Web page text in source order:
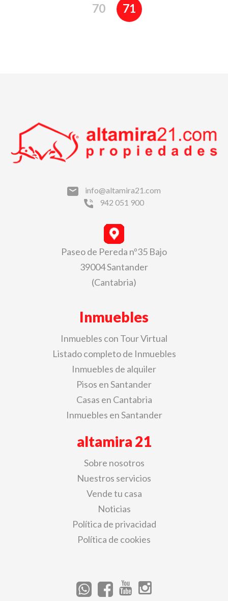
70
71
info@altamira21.com
942 051 900
Paseo de Pereda nº35 Bajo
39004 Santander
(Cantabria)
Inmuebles
Inmuebles con Tour Virtual
Listado completo de Inmuebles
Inmuebles de alquiler
Pisos en Santander
Casas en Cantabria
Inmuebles en Santander
altamira 21
Sobre nosotros
Nuestros servicios
Vende tu casa
Noticias
Política de privacidad
Política de cookies